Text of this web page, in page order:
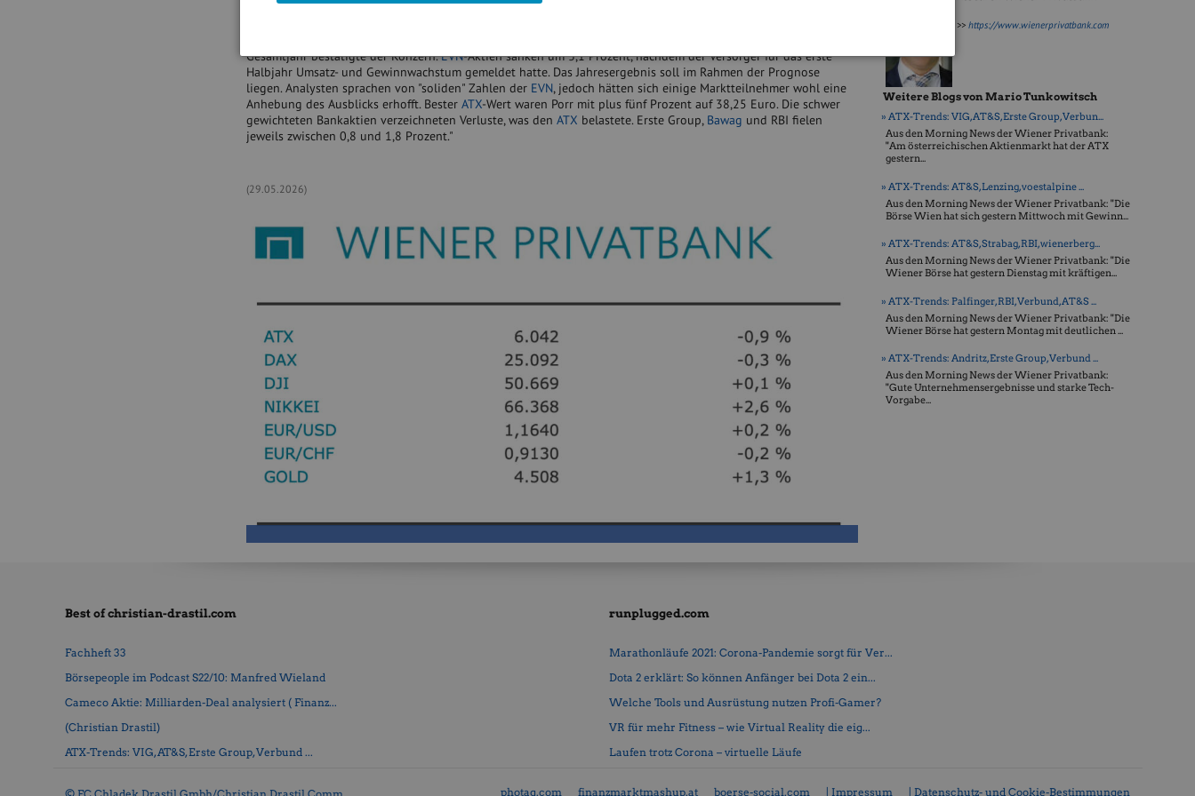
In Wien rückte noch einmal die Berichtssaison mit Zahlen von VIG und EVN in den Fokus, wobei die
Gesamtjahr bestätigte der Konzern.EVN-Aktien sanken um 3,1 Prozent, nachdem der Versorger für das erste
Halbjahr Umsatz- und Gewinnwachstum gemeldet hatte. Das Jahresergebnis soll im Rahmen der Prognose
liegen. Analysten sprachen von "soliden" Zahlen der EVN, jedoch hätten sich einige Marktteilnehmer wohl eine
Anhebung des Ausblicks erhofft. Bester ATX-Wert waren Porr mit plus fünf Prozent auf 38,25 Euro. Die schwer
gewichteten Bankaktien verzeichneten Verluste, was den ATX belastete. Erste Group, Bawag und RBI fielen
jeweils zwischen 0,8 und 1,8 Prozent."
(29.05.2026)
>>https://www.wienerprivatbank.com
Weitere Blogs von Mario Tunkowitsch
» ATX-Trends: VIG, AT&S, Erste Group, Verbun...
Aus den Morning News der Wiener Privatbank:
"Am österreichischen Aktienmarkt hat der ATX
gestern...
» ATX-Trends: AT&S, Lenzing, voestalpine ...
Aus den Morning News der Wiener Privatbank: "Die
Börse Wien hat sich gestern Mittwoch mit Gewinn...
» ATX-Trends: AT&S, Strabag, RBI, wienerberg...
Aus den Morning News der Wiener Privatbank: "Die
Wiener Börse hat gestern Dienstag mit kräftigen...
» ATX-Trends: Palfinger, RBI, Verbund, AT&S ...
Aus den Morning News der Wiener Privatbank: "Die
Wiener Börse hat gestern Montag mit deutlichen ...
» ATX-Trends: Andritz, Erste Group, Verbund ...
Aus den Morning News der Wiener Privatbank:
"Gute Unternehmensergebnisse und starke Tech-
Vorgabe...
Best of christian-drastil.com
Fachheft 33
Börsepeople im Podcast S22/10: Manfred Wieland
Cameco Aktie: Milliarden-Deal analysiert ( Finanz...
(Christian Drastil)
ATX-Trends: VIG, AT&S, Erste Group, Verbund ...
runplugged.com
Marathonläufe 2021: Corona-Pandemie sorgt für Ver...
Dota 2 erklärt: So können Anfänger bei Dota 2 ein...
Welche Tools und Ausrüstung nutzen Profi-Gamer?
VR für mehr Fitness – wie Virtual Reality die eig...
Laufen trotz Corona – virtuelle Läufe
photaq.com finanzmarktmashup.at boerse-social.com | Impressum | Datenschutz- und Cookie-Bestimmungen